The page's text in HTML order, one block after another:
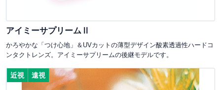
アイミーサプリームⅡ
かろやかな「つけ心地」＆UVカットの薄型デザイン酸素透過性ハードコ
ンタクトレンズ。アイミーサプリームの後継モデルです。
近視 遠視